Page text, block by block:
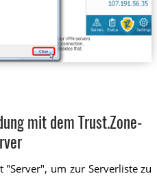
mit dem Trust.Zone-
"Server", um zur Serverliste zu